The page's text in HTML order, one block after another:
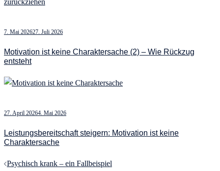
7. Mai 202627. Juli 2026
Motivation ist keine Charaktersache (2) – Wie Rückzug
entsteht
27. April 20264. Mai 2026
Leistungsbereitschaft steigern: Motivation ist keine
Charaktersache
Beitragsnavigation
Psychisch krank – ein Fallbeispiel